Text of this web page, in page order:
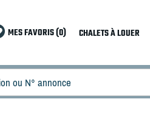
MES FAVORIS (0) CHALETS À LOUER